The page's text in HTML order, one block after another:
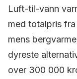
Luft-til-vann
med totalpris
mens
dyreste
over 300 000